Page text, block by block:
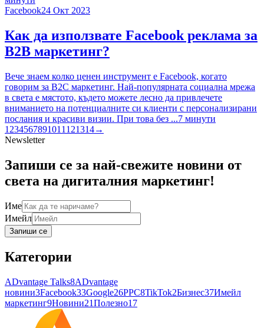
Facebook24 Окт 2023
Как да използвате Facebook рекламa за
B2B маркетинг?
Вече знаем колко ценен инструмент е Facebook, когато
говорим за B2C маркетинг. Най-популярната социална мрежа
в света е мястото, където можете лесно да привлечете
вниманието на потенциалните си клиенти с персонализирани
послания и красиви визии. При това без ...7 минути
1 234567891011 121314→
Newsletter
Запиши се за най-свежите новини от
света на дигиталния маркетинг!
Име
Имейл
Запиши се
Категории
ADvantage Talks8ADvantage
новини3Facebook33Google26PPC8TikTok2Бизнес37Имейл
маркетинг9Новини21Полезно17